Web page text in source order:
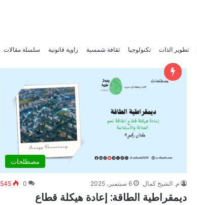
تطوير الذات تكنولوجيا ثقافة شمسية زاوية قانونية سلسلة مقالات
مصطلحات
م. الشيخ كمال 6 سبتمبر، 2025 0
545
ديمقراطية الطاقة: إعادة هيكلة قطاع